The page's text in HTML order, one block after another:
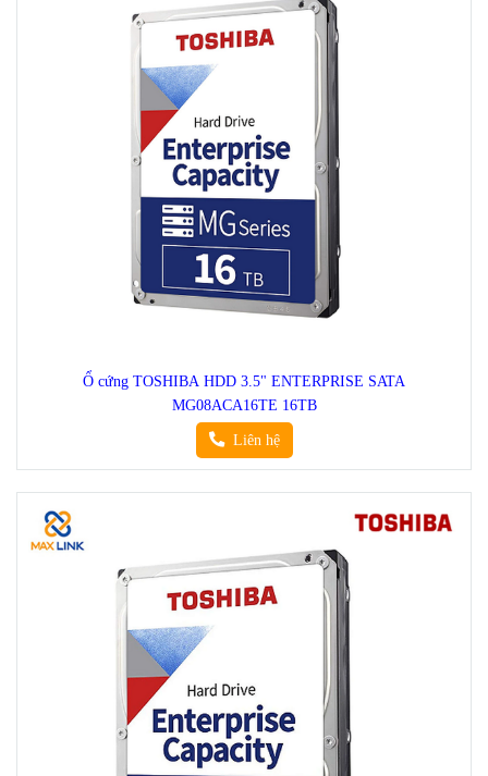
Ổ cứng TOSHIBA HDD 3.5" ENTERPRISE SATA
MG08ACA16TE 16TB
Liên hệ